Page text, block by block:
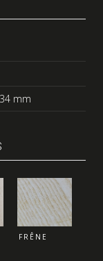
mm
FRÊNE